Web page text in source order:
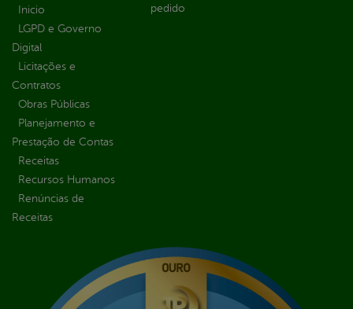
Inicio
LGPD e Governo
Digital
Licitações e
Contratos
Obras Públicas
Planejamento e
Prestação de Contas
Receitas
Recursos Humanos
Renúncias de
Receitas
pedido